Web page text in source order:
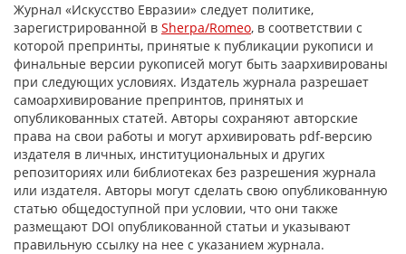
Журнал «Искусство Евразии» следует политике,
зарегистрированной в Sherpa/Romeo, в соответствии с
которой препринты, принятые к публикации рукописи и
финальные версии рукописей могут быть заархивированы
при следующих условиях. Издатель журнала разрешает
самоархивирование препринтов, принятых и
опубликованных статей. Авторы сохраняют авторские
права на свои работы и могут архивировать pdf-версию
издателя в личных, институциональных и других
репозиториях или библиотеках без разрешения журнала
или издателя. Авторы могут сделать свою опубликованную
статью общедоступной при условии, что они также
размещают DOI опубликованной статьи и указывают
правильную ссылку на нее с указанием журнала.